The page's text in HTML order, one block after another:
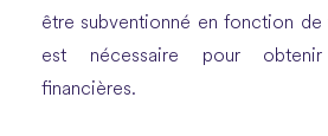
être subventionné en fonction de
est nécessaire pour
financières.